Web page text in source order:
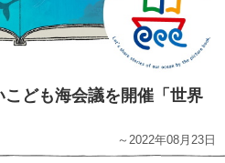
ども海会議を開催「世界
～2022年08月23日